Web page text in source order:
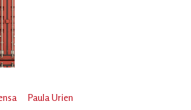
Paula Urien